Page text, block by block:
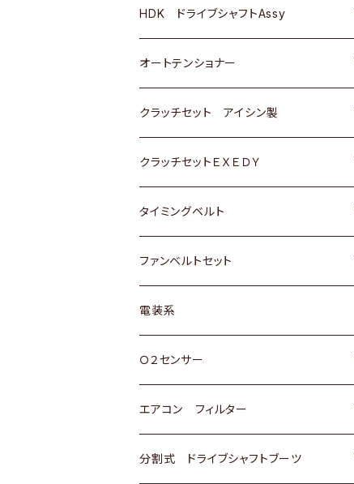
ＢＥＮＺ
スバル
三菱
スバル
マツダ
三菱
スバル
マツダ
三菱
スバル
日産
いすゞ
ダイハツ
マツダ
三菱
スバル
日野
ＢＭＷ
GOLF
ＷＡＧＥＮ
アストロ（シボレー）
クライスラー
ＢＭＷ
ＷＡＧＥＮ
ＶＯＬＶＯ
トヨタ
ホンダ
スズキ
日産
ダイハツ
マツダ
三菱
スバル
HDK ドライブシャフトAssy
スズキ
ダイハツ
日産
ホンダ
マツダ
オートテンショナー
トヨタ
クラッチセット アイシン製
ホンダ
スズキ
ダイハツ
マツダ
三菱
スバル
クラッチセットＥＸＥＤＹ
ホンダ
スズキ
日産
ダイハツ
マツダ
三菱
タイミングベルト
トヨタ
スズキ
ダイハツ
三菱
スバル
ファンベルトセット
トヨタ
ホンダ
スズキ
日産
電装系
Ｏ２センサー
トヨタ
ホンダ
エアコン フィルター
トヨタ
分割式 ドライブシャフトブーツ